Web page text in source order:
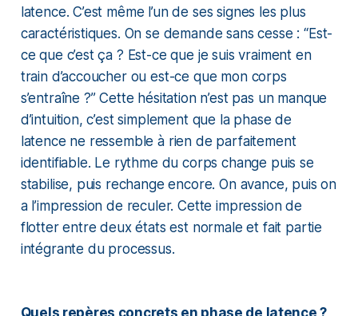
latence. C’est même l’un de ses signes les plus
caractéristiques. On se demande sans cesse : “Est-
ce que c’est ça ? Est-ce que je suis vraiment en
train d’accoucher ou est-ce que mon corps
s’entraîne ?”Cette hésitation n’est pas un manque
d’intuition, c’est simplement que la phase de
latence ne ressemble à rien de parfaitement
identifiable. Le rythme du corps change puis se
stabilise, puis rechange encore. On avance, puis on
a l’impression de reculer. Cette impression de
flotter entre deux états est normale et fait partie
intégrante du processus.